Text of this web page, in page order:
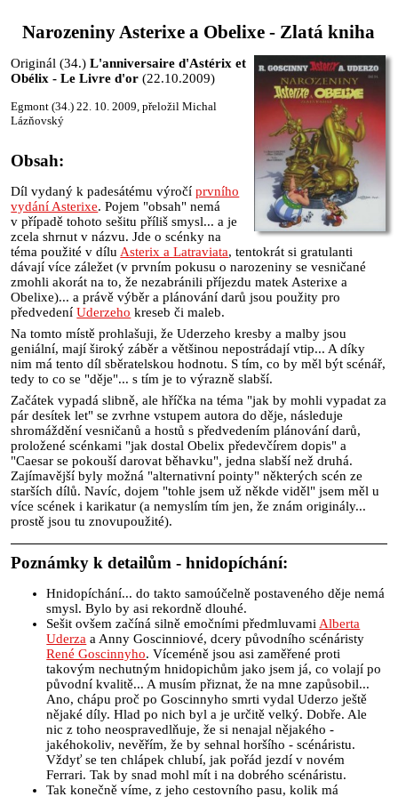
Narozeniny Asterixe a Obelixe - Zlatá kniha
Originál (34.)L'anniversaire d'Astérix et
Obélix - Le Livre d'or(22.10.2009)
Egmont (34.) 22. 10. 2009, přeložil Michal
Lázňovský
Obsah:
Díl vydaný k padesátému výročíprvního
vydání Asterixe. Pojem "obsah" nemá
v případě tohoto sešitu příliš smysl... a je
zcela shrnut v názvu. Jde o scénky na
téma použité v dílu Asterix a Latraviata, tentokrát si gratulanti
dávají více záležet (v prvním pokusu o narozeniny se vesničané
zmohli akorát na to, že nezabránili příjezdu matek Asterixe a
Obelixe)... a právě výběr a plánování darů jsou použity pro
předvedeníUderzeho kreseb či maleb.
Na tomto místě prohlašuji, že Uderzeho kresby a malby jsou
geniální, mají široký záběr a většinou nepostrádají vtip... A díky
nim má tento díl sběratelskou hodnotu. S tím, co by měl být scénář,
tedy to co se "děje"... s tím je to výrazně slabší.
Začátek vypadá slibně, ale hříčka na téma "jak by mohli vypadat za
pár desítek let" se zvrhne vstupem autora do děje, následuje
shromáždění vesničanů a hostů s předvedením plánování darů,
proložené scénkami "jak dostal Obelix předevčírem dopis" a
"Caesar se pokouší darovat běhavku", jedna slabší než druhá.
Zajímavější byly možná "alternativní pointy" některých scén ze
starších dílů. Navíc, dojem "tohle jsem už někde viděl" jsem měl u
více scének i karikatur (a nemyslím tím jen, že znám originály...
prostě jsou tu znovupoužité).
Poznámky k detailům - hnidopíchání:
Hnidopíchání... do takto samoúčelně postaveného děje nemá
smysl. Bylo by asi rekordně dlouhé.
Sešit ovšem začíná silně emočními předmluvamiAlberta
Uderza a Anny Goscinniové, dcery původního scénáristy
René Goscinnyho. Víceméně jsou asi zaměřené proti
takovým nechutným hnidopichům jako jsem já, co volají po
původní kvalitě... A musím přiznat, že na mne zapůsobil...
Ano, chápu proč po Goscinnyho smrti vydal Uderzo ještě
nějaké díly. Hlad po nich byl a je určitě velký. Dobře. Ale
nic z toho neospravedlňuje, že si nenajal nějakého -
jakéhokoliv, nevěřím, že by sehnal horšího - scénáristu.
Vždyť se ten chlápek chlubí, jak pořád jezdí v novém
Ferrari. Tak by snad mohl mít i na dobrého scénáristu.
Tak konečně víme, z jeho cestovního pasu, kolik má